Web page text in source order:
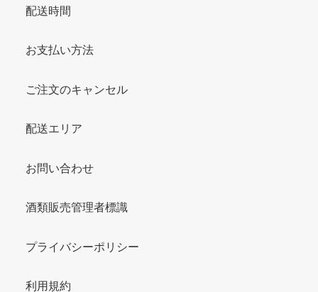
配送時間
お支払い方法
ご注文のキャンセル
配送エリア
お問い合わせ
酒類販売管理者標識
プライバシーポリシー
利用規約